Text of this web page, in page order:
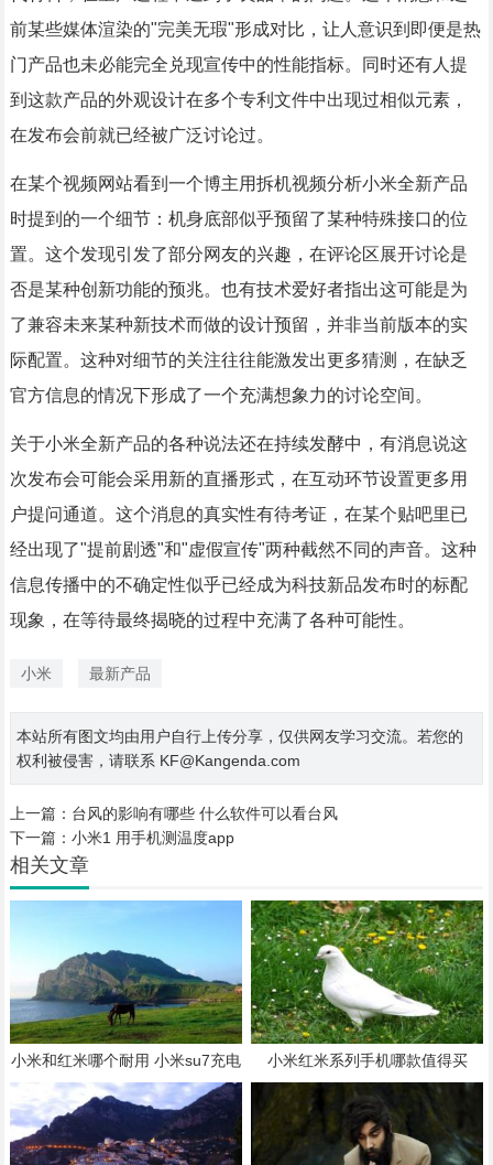
前某些媒体渲染的"完美无瑕"形成对比，让人意识到即便是热
门产品也未必能完全兑现宣传中的性能指标。同时还有人提
到这款产品的外观设计在多个专利文件中出现过相似元素，
在发布会前就已经被广泛讨论过。
在某个视频网站看到一个博主用拆机视频分析小米全新产品
时提到的一个细节：机身底部似乎预留了某种特殊接口的位
置。这个发现引发了部分网友的兴趣，在评论区展开讨论是
否是某种创新功能的预兆。也有技术爱好者指出这可能是为
了兼容未来某种新技术而做的设计预留，并非当前版本的实
际配置。这种对细节的关注往往能激发出更多猜测，在缺乏
官方信息的情况下形成了一个充满想象力的讨论空间。
关于小米全新产品的各种说法还在持续发酵中，有消息说这
次发布会可能会采用新的直播形式，在互动环节设置更多用
户提问通道。这个消息的真实性有待考证，在某个贴吧里已
经出现了"提前剧透"和"虚假宣传"两种截然不同的声音。这种
信息传播中的不确定性似乎已经成为科技新品发布时的标配
现象，在等待最终揭晓的过程中充满了各种可能性。
小米 最新产品
本站所有图文均由用户自行上传分享，仅供网友学习交流。若您的
权利被侵害，请联系 KF@Kangenda.com
上一篇： 台风的影响有哪些 什么软件可以看台风
下一篇： 小米1 用手机测温度app
相关文章
小米和红米哪个耐用 小米su7充电
桩多少钱
小米红米系列手机哪款值得买